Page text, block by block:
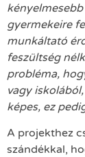
gyermekeire
munkáltató
feszültség
probléma,
vagy
képes, ez
A projekthez
szándékkal,